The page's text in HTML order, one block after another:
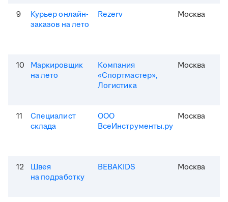
9
Курьер онлайн-
заказов на лето
Rezerv Москва
10
Маркировщик
на лето
Компания
«Спортмастер»,
Логистика
Москва
11
Специалист
склада
ООО
ВсеИнструменты.ру
Москва
12
Швея
на подработку
BEBAKIDS Москва